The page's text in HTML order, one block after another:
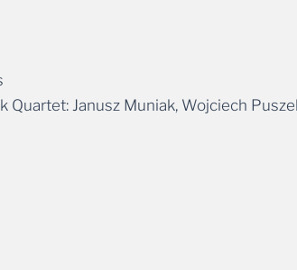
Quartet: Janusz Muniak, Wojciech